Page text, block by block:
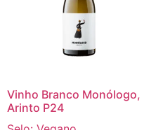
Vinho Branco Monólogo,
Arinto P24